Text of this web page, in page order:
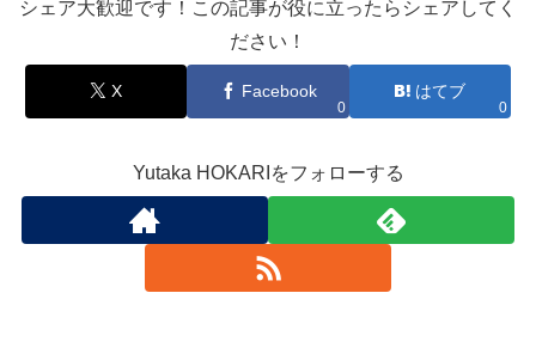
シェア大歓迎です！この記事が役に立ったらシェアしてく
ださい！
X Facebook
0
はてブ
0
Yutaka HOKARIをフォローする